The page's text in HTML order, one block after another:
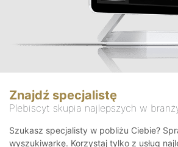
Znajdź specjalistę
Plebiscyt skupia najlepszych w
Szukasz specjalisty w pobliżu Ciebie?
wyszukiwarkę. Korzystaj tylko z usług